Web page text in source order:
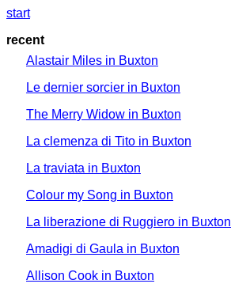
start
recent
Alastair Miles in Buxton
Le dernier sorcier in Buxton
The Merry Widow in Buxton
La clemenza di Tito in Buxton
La traviata in Buxton
Colour my Song in Buxton
La liberazione di Ruggiero in Buxton
Amadigi di Gaula in Buxton
Allison Cook in Buxton